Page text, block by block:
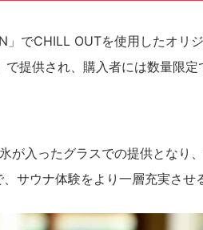
でCHILL OUTを使用したオリ
提供され、購入者には数量限
が入ったグラスでの提供となり
サウナ体験をより一層充実させ